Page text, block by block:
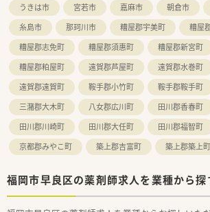
うきは市
宮若市 嘉麻市 朝倉市
糸島市
那珂川市 糟屋郡宇美町
糟屋
糟屋郡志免町
糟屋郡須惠町 糟屋郡新宮町
糟屋郡粕屋町
遠賀郡芦屋町 遠賀郡水巻町
遠賀郡遠賀町
鞍手郡小竹町 鞍手郡鞍手町
三潴郡大木町
八女郡広川町 田川郡香春町
田川郡川崎町
田川郡大任町 田川郡福智町
京都郡みやこ町
築上郡吉富町 築上郡築上町
福岡市早良区の薬剤師求人を業種から探